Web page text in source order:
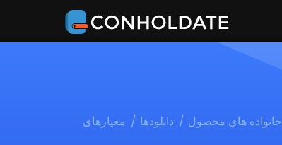
معیارهای دانلودها خانواده های محصول